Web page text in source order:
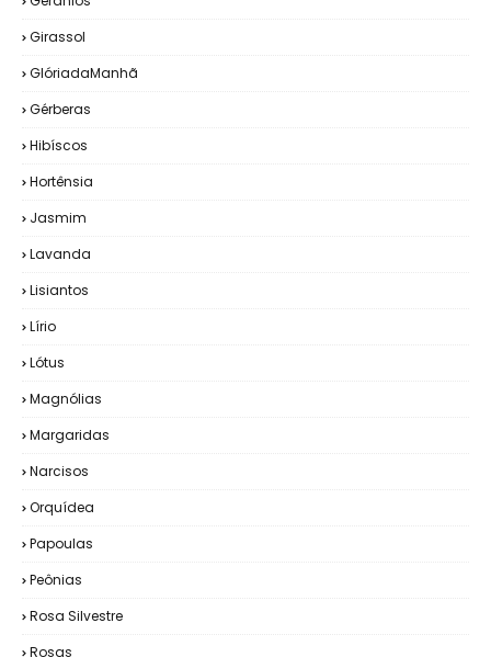
Girassol
GlóriadaManhã
Gérberas
Hibíscos
Hortênsia
Jasmim
Lavanda
Lisiantos
Lírio
Lótus
Magnólias
Margaridas
Narcisos
Orquídea
Papoulas
Peônias
Rosa Silvestre
Rosas